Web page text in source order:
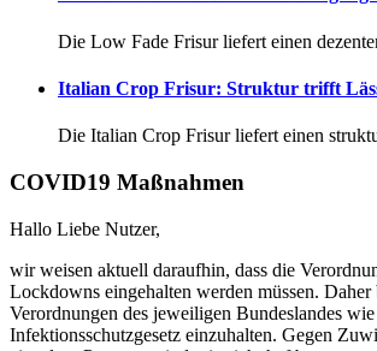
Die Low Fade Frisur liefert einen
Italian Crop Frisur: Struktur trifft
Die Italian Crop Frisur liefert einen
COVID19 Maßnahmen
Hallo Liebe Nutzer,
wir weisen aktuell daraufhin, dass die
Lockdowns eingehalten werden müssen.
Verordnungen des jeweiligen Bundeslandes wie
Infektionsschutzgesetz einzuhalten. Gegen